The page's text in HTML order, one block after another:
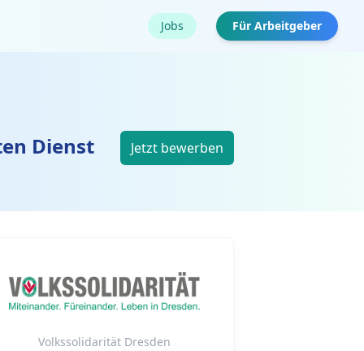
Jobs Für Arbeitgeber
Dienst Jetzt bewerben
Volkssolidarität Dresden